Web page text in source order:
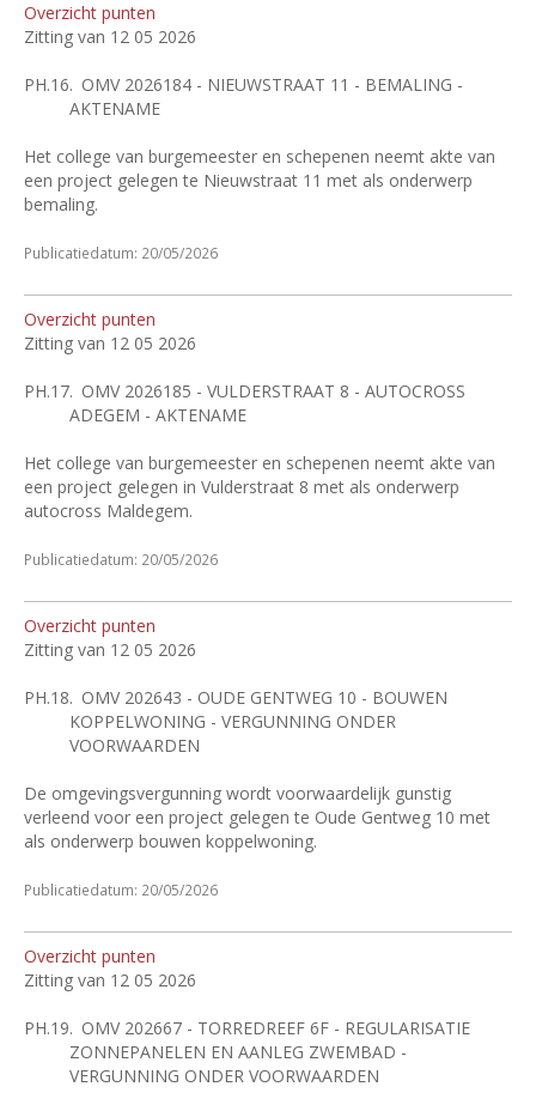
Overzicht punten
Zitting van 12 05 2026
PH.16. OMV 2026184 - NIEUWSTRAAT 11 - BEMALING -
AKTENAME
Het college van burgemeester en schepenen neemt akte van
een project gelegen te Nieuwstraat 11 met als onderwerp
bemaling.
Publicatiedatum: 20/05/2026
Overzicht punten
Zitting van 12 05 2026
PH.17. OMV 2026185 - VULDERSTRAAT 8 - AUTOCROSS
ADEGEM - AKTENAME
Het college van burgemeester en schepenen neemt akte van
een project gelegen in Vulderstraat 8 met als onderwerp
autocross Maldegem.
Publicatiedatum: 20/05/2026
Overzicht punten
Zitting van 12 05 2026
PH.18. OMV 202643 - OUDE GENTWEG 10 - BOUWEN
KOPPELWONING - VERGUNNING ONDER
VOORWAARDEN
De omgevingsvergunning wordt voorwaardelijk gunstig
verleend voor een project gelegen te Oude Gentweg 10 met
als onderwerp bouwen koppelwoning.
Publicatiedatum: 20/05/2026
Overzicht punten
Zitting van 12 05 2026
PH.19. OMV 202667 - TORREDREEF 6F - REGULARISATIE
ZONNEPANELEN EN AANLEG ZWEMBAD -
VERGUNNING ONDER VOORWAARDEN